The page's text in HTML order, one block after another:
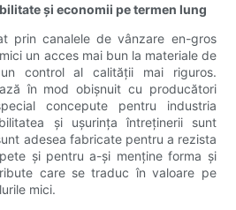
și economii pe termen lung
prin canalele de vânzare en-gros
un acces mai bun la materiale de
control al calității mai riguros.
în mod obișnuit cu producători
concepute pentru industria
și ușurința întreținerii sunt
adesea fabricate pentru a rezista
și pentru a-și menține forma și
care se traduc în valoare pe
mici.